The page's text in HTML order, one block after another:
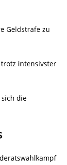
Geldstrafe zu
intensivster
die